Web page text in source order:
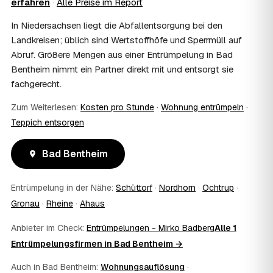
Wohnungsauflösung im Rahmen von Sozialhilfe oder
stellen Sie vor Auftragserteilung beim zuständigen Amt
und holen die Kostenübernahme schriftlich ein. AWL
Zentrum vermittelt die Entrümpler, entscheidet aber nicht
über die Kostenübernahme.
08 Bekomme ich einen Entsorgungsnachweis?
stellen auf Wunsch einen Entsorgungsnachweis aus —
wichtig zum Beispiel für Vermieter, Nachlassverwaltung
oder die eigene Dokumentation.
09
Muss ich bei der Entrümpelung anwesend sein?
Nicht zwingend. Viele Kunden in Bad Bentheim sind nur
Ablauf — etwa die Schlüsselübergabe — stimmen Sie
direkt mit dem Entrümpler ab.
Der Festpreis deckt in der Regel das komplette
Ausräumen, Tragen und Verladen, den Transport sowie die
In Niedersachsen liegt die Abfallentsorgung bei den
Landkreisen; üblich sind Wertstoffhöfe und Sperrmüll auf
Abruf. Größere Mengen aus einer Entrümpelung in Bad
Bentheim nimmt ein Partner direkt mit und entsorgt sie
fachgerecht.
Zum Weiterlesen: Kosten pro Stunde · Wohnung entrümpeln ·
Teppich entsorgen
Bad Bentheim
Entrümpelung in der Nähe: Schüttorf · Nordhorn · Ochtrup ·
Gronau · Rheine · Ahaus
Anbieter im Check: Entrümpelungen - Mirko BadbergAlle 1
Entrümpelungsfirmen in Bad Bentheim →
Auch in Bad Bentheim: Wohnungsauflösung ·